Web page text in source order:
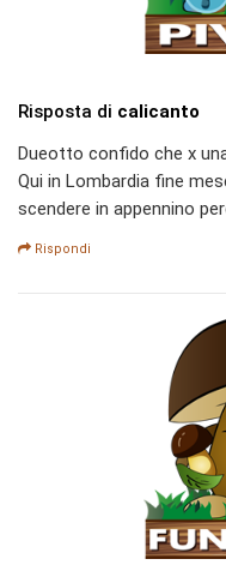
Risposta di calicanto
Dueotto confido che x
Qui in Lombardia fine
scendere in appennino
Rispondi